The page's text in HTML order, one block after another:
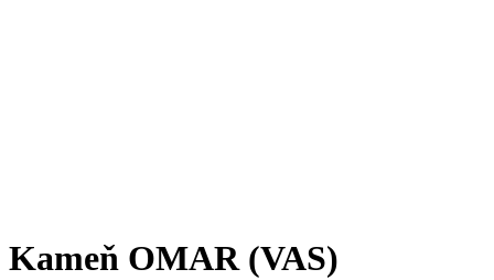
Kameň OMAR (VAS)